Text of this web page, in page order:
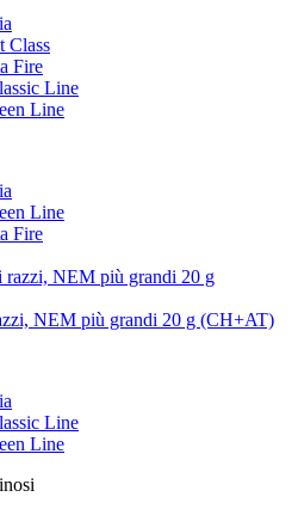
Class
Fire
Line
Line
Line
Fire
NEM più grandi 20 g (CH+AT)
Line
Line